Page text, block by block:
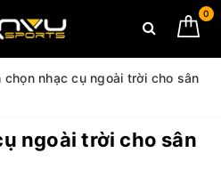
0
chọn nhạc cụ ngoài trời cho sân
ngoài trời cho sân